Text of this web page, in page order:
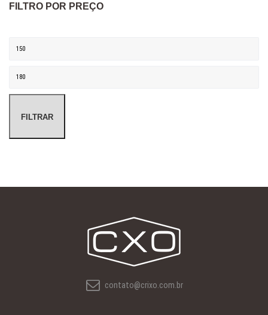
FILTRO POR PREÇO
Preço máximo
FILTRAR
contato@crixo.com.br